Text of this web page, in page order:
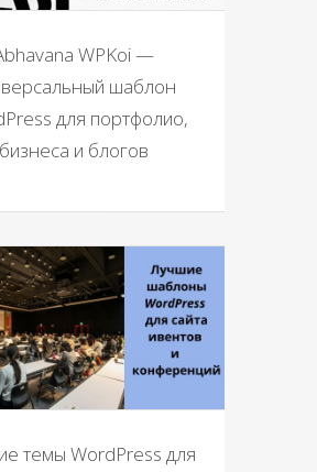
WPKoi —
шаблон
для портфолио,
бизнеса и блогов
темы WordPress для